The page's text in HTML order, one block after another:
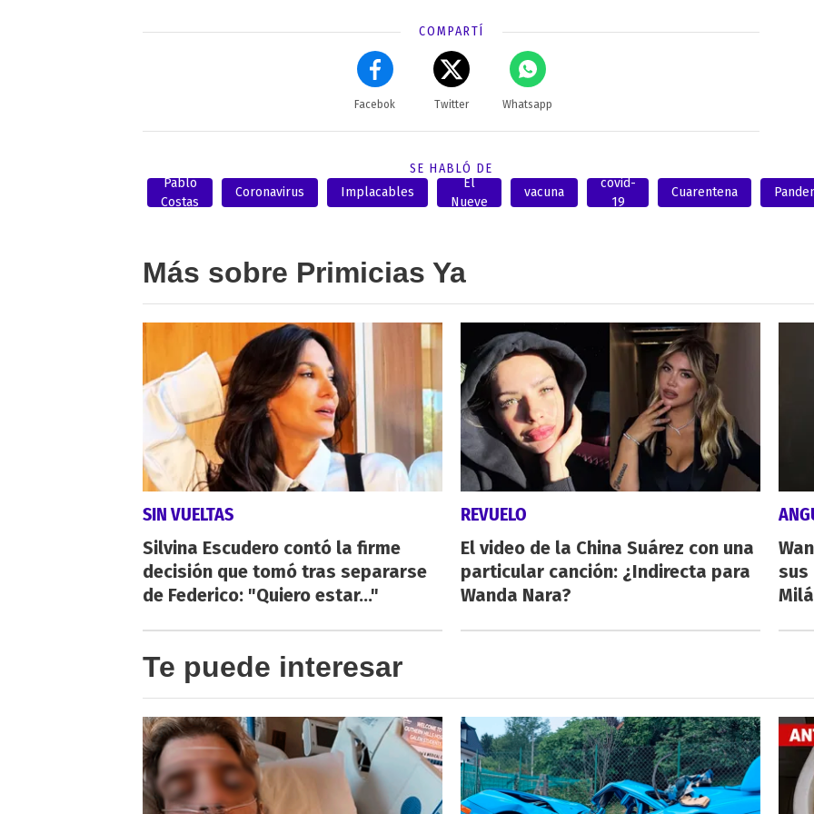
COMPARTÍ
Facebok Twitter Whatsapp
SE HABLÓ DE
Pablo
Costas
Coronavirus Implacables
El
Nueve
vacuna
covid-
19
Cuarentena
Más sobre Primicias Ya
SIN VUELTAS
Silvina Escudero contó la firme
decisión que tomó tras separarse
de Federico: "Quiero estar..."
REVUELO
El video de la China Suárez con una
particular canción: ¿Indirecta para
Wanda Nara?
sus
Te puede interesar